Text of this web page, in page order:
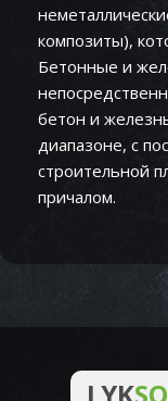
композиты),
Бетонные и
бетон и
диапазоне, с
строительной
причалом.